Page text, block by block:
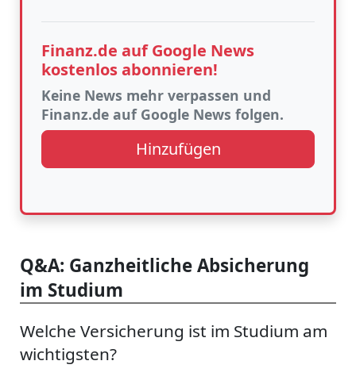
Finanz.de auf Google News
kostenlos abonnieren!
Keine News mehr verpassen und
Finanz.de auf Google News folgen.
Hinzufügen
Q&A: Ganzheitliche Absicherung
im Studium
Welche Versicherung ist im Studium am
wichtigsten?